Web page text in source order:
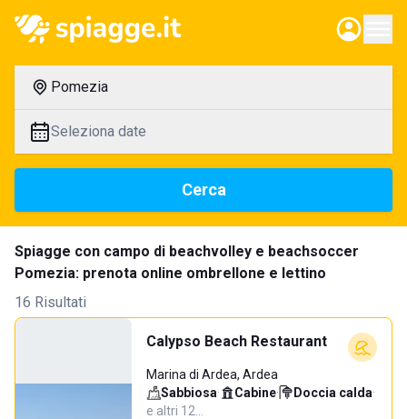
Pomezia
Seleziona date
Cerca
Spiagge con campo di beachvolley e beachsoccer
Pomezia: prenota online ombrellone e lettino
16 Risultati
Calypso Beach Restaurant
Marina di Ardea, Ardea
Sabbiosa· Cabine· Doccia calda·
e altri 12…